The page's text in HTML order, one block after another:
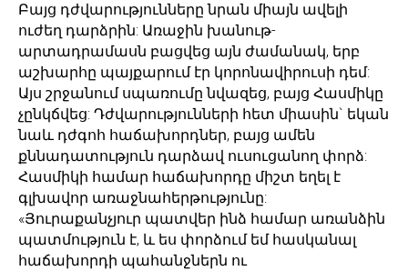
Բայց դժվարությունները նրան միայն ավելի
ուժեղ դարձրին: Առաջին խանութ-
արտադրամասն բացվեց այն ժամանակ, երբ
աշխարհը պայքարում էր կորոնավիրուսի դեմ:
Այս շրջանում սպառումը նվազեց, բայց Հասմիկը
չընկճվեց: Դժվարությունների հետ միասին` եկան
նաև դժգոհ հաճախորդներ, բայց ամեն
քննադատություն դարձավ ուսուցանող փորձ:
Հասմիկի համար հաճախորդը միշտ եղել է
գլխավոր առաջնահերթությունը:
«Յուրաքանչյուր պատվեր ինձ համար առանձին
պատմություն է, և ես փորձում եմ հասկանալ
հաճախորդի պահանջներն ու